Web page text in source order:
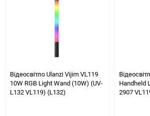
Відеосвітло Ulanzi Vijim VL119
10W RGB Light Wand (10W) (UV-
L132 VL119) (L132)
Handheld
2907